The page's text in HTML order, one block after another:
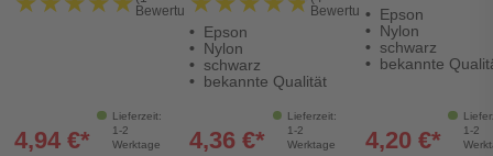
Bewertung)
Lieferzeit:
1-2
Werktage
4,94 €*
Bewertungen)
Epson
Nylon
schwarz
bekannte Qualität
Lieferzeit:
1-2
Werktage
4,36 €*
Epson
Nylon
schwarz
bekannte
1-2
4,20 €*